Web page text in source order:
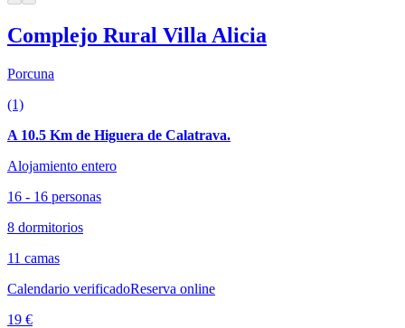
Complejo Rural Villa Alicia
Porcuna
(1)
A 10.5 Km de Higuera de Calatrava.
Alojamiento entero
16 - 16 personas
8 dormitorios
11 camas
Calendario verificadoReserva online
19 €